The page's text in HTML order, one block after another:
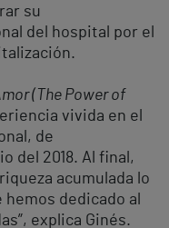
su
del hospital por el
(The Power of
vivida en el
de
del 2018. Al final,
acumulada lo
dedicado al
explica Ginés.